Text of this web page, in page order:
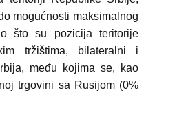
mogućnosti maksimalnog
što su pozicija teritorije
tržištima, bilateralni i
među kojima se, kao
trgovini sa Rusijom (0%